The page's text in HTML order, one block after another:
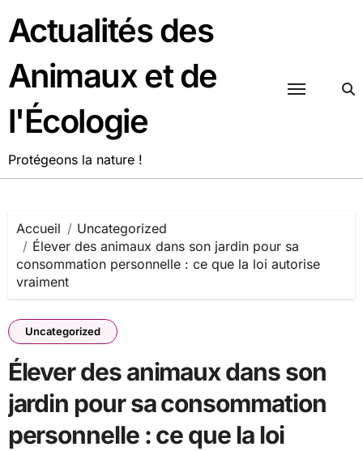
au
contenu
Actualités des
Animaux et de
l'Écologie
Protégeons la nature !
Accueil
Uncategorized
Élever des animaux dans son jardin pour sa
consommation personnelle : ce que la loi autorise
vraiment
Uncategorized
Élever des animaux dans son
jardin pour sa consommation
personnelle : ce que la loi